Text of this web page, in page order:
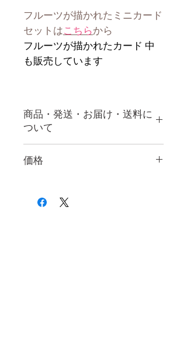
フルーツが描かれたミニカード
セットはこちらから
フルーツが描かれたカード 中
も販売しています
商品・発送・お届け・送料に
ついて
ご入金確認後、３営業日を目安
日本全国送料無料とさせて頂き
ます。
価格